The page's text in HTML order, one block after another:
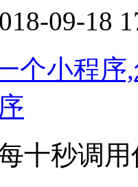
09-18
个小程
十秒调